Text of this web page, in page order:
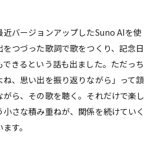
バージョンアップしたSuno AIを使
つづった歌詞で歌をつくり、記念日
きるという話も出ました。ただっち
、思い出を振り返りながら」って頷
ら、その歌を聴く。それだけで楽し
さな積み重ねが、関係を続けていく
す。